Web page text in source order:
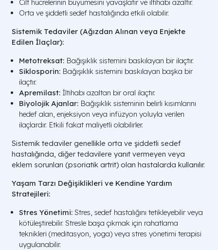
Cilt hücrelerinin büyümesini yavaşlatır ve iltihabı azaltır.
Orta ve şiddetli sedef hastalığında etkili olabilir.
Sistemik Tedaviler (Ağızdan Alınan veya Enjekte
Edilen İlaçlar):
Metotreksat: Bağışıklık sistemini baskılayan bir ilaçtır.
Siklosporin: Bağışıklık sistemini baskılayan başka bir
ilaçtır.
Apremilast: İltihabı azaltan bir oral ilaçtır.
Biyolojik Ajanlar: Bağışıklık sisteminin belirli kısımlarını
hedef alan, enjeksiyon veya infüzyon yoluyla verilen
ilaçlardır. Etkili fakat maliyetli olabilirler.
Sistemik tedaviler genellikle orta ve şiddetli sedef
hastalığında, diğer tedavilere yanıt vermeyen veya
eklem sorunları (psoriatik artrit) olan hastalarda kullanılır.
Yaşam Tarzı Değişiklikleri ve Kendine Yardım
Stratejileri:
Stres Yönetimi: Stres, sedef hastalığını tetikleyebilir veya
kötüleştirebilir. Stresle başa çıkmak için rahatlama
teknikleri (meditasyon, yoga) veya stres yönetimi terapisi
uygulanabilir.